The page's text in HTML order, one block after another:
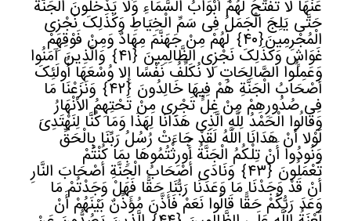
عَنْهَا لا تُفَتَّحُ لَهُمْ أَبْوَابُ السَّمَاءِ وَلا یَدْخُلُونَ الْجَنَّةَ
حَتَّى یَلِجَ الْجَمَلُ فِی سَمِّ الْخِیَاطِ وَکَذَلِکَ نَجْزِی
الْمُجْرِمِینَ﴿٤٠﴾ لَهُمْ مِنْ جَهَنَّمَ مِهَادٌ وَمِنْ فَوْقِهِمْ
غَوَاشٍ وَکَذَلِکَ نَجْزِی الظَّالِمِینَ﴿٤١﴾ وَالَّذِینَ آمَنُوا
وَعَمِلُوا الصَّالِحَاتِ لا نُکَلِّفُ نَفْسًا إِلا وُسْعَهَا أُولَئِکَ
أَصْحَابُ الْجَنَّةِ هُمْ فِیهَا خَالِدُونَ ﴿٤٢﴾ وَنَزَعْنَا مَا
فِی صُدُورِهِمْ مِنْ غِلٍّ تَجْرِی مِنْ تَحْتِهِمُ الأنْهَارُ
وَقَالُوا الْحَمْدُ لِلَّهِ الَّذِی هَدَانَا لِهَذَا وَمَا کُنَّا لِنَهْتَدِیَ
لَوْلا أَنْ هَدَانَا اللَّهُ لَقَدْ جَاءَتْ رُسُلُ رَبِّنَا بِالْحَقِّ
وَنُودُوا أَنْ تِلْکُمُ الْجَنَّةُ أُورِثْتُمُوهَا بِمَا کُنْتُمْ
تَعْمَلُونَ﴿٤٣﴾ وَنَادَى أَصْحَابُ الْجَنَّةِ أَصْحَابَ النَّارِ
أَنْ قَدْ وَجَدْنَا مَا وَعَدَنَا رَبُّنَا حَقًّا فَهَلْ وَجَدْتُمْ مَا
وَعَدَ رَبُّکُمْ حَقًّا قَالُوا نَعَمْ فَأَذَّنَ مُؤَذِّنٌ بَیْنَهُمْ أَنْ